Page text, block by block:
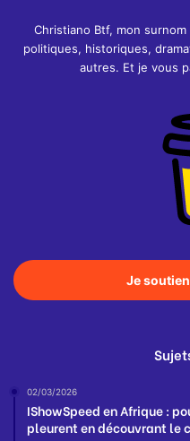
Christiano Btf, mon
politiques, historiques,
autres. Et je vous
Je
02/03/2026
IShowSpeed en Afrique :
pleurent en découvrant le